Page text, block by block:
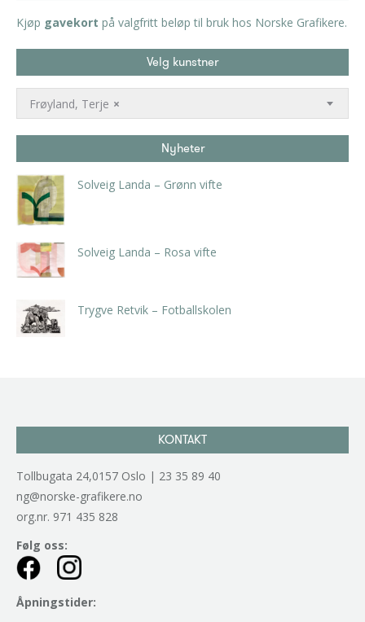
Kjøp gavekort på valgfritt beløp til bruk hos Norske Grafikere.
Velg kunstner
×
Frøyland, Terje
Nyheter
Solveig Landa – Grønn vifte
Solveig Landa – Rosa vifte
Trygve Retvik – Fotballskolen
KONTAKT
Tollbugata 24,0157 Oslo | 23 35 89 40
ng@norske-grafikere.no
org.nr. 971 435 828
Følg oss:
Åpningstider: